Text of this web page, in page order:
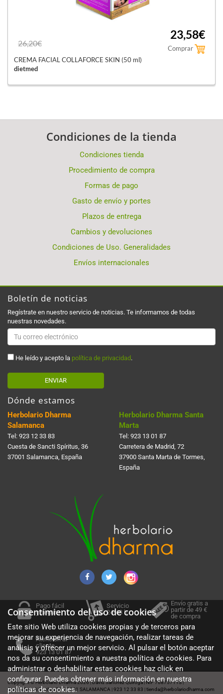
26,20€
23,58€
Comprar
CREMA FACIAL COLLAFORCE SKIN (50 ml)
dietmed
Condiciones de la tienda
Condiciones tienda
Procedimiento de compra
Formas de pago
Gasto de envío y portes
Plazos de entrega
Cambios y devoluciones
Condiciones de Uso. Generalidades
Envíos internacionales
Boletín de noticias
Regístrate en nuestro servicio de noticias. Te informamos de todas
nuestras novedades.
He leído y acepto la política de privacidad .
ENVIAR
Dónde estamos
Herbolario Dharma
Salamanca
Tel: 923 12 33 83
Cuesta de Sancti Spí­ritus, 36
37001 Salamanca, España
Herbolario Dharma Santa
Marta
Tel: 923 13 01 87
Carretera de Madrid, 72
37900 Santa Marta de Tormes,
España
Pago fácil
y seguro
Servicio
24-48 h.
Envío gratis a
partir de 49 €
de compra
Atención al
cliente
923 13 01 87
Copyright © Herbolario Dharma 2026 | David Sánchez Quiroga NIF 70875711S |
Cuesta Sancti Spiritus 36, 37001 SALAMANCA 923 12 33 83 tienda@herbolariodharma.com
Consentimiento del uso de cookies
Este sitio Web utiliza cookies propias y de terceros para
mejorar su experiencia de navegación, realizar tareas de
análisis y ofrecer un mejor servicio. Al pulsar el botón aceptar
nos da su consentimiento a nuestra política de cookies. Para
administrar o deshabilitar estas cookies haz click en
configurar. Puedes obtener más información en nuestra
políticas de cookies.